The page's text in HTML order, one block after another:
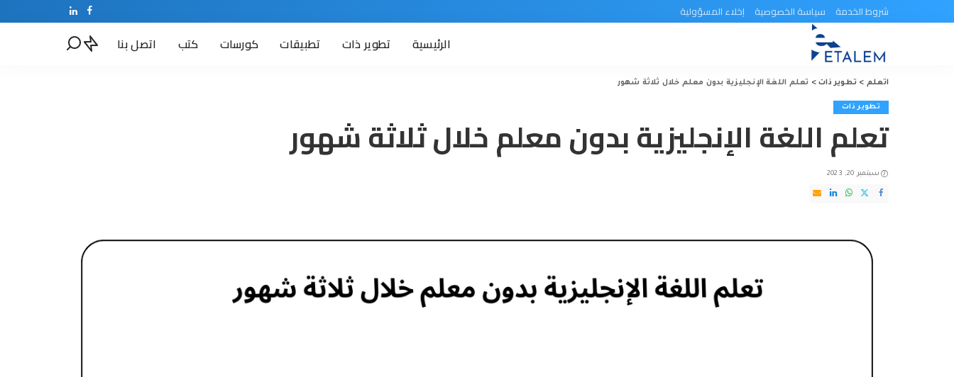
شروط الخدمة سياسة الخصوصية إخلاء المسؤولية
الرئيسية تطوير ذات تطبيقات كورسات كتب اتصل بنا
اتعلم > تطوير ذات> تعلم اللغة الإنجليزية بدون معلم خلال ثلاثة شهور
تطوير ذات
تعلم اللغة الإنجليزية بدون معلم خلال ثلاثة شهور
سبتمبر 20, 2023